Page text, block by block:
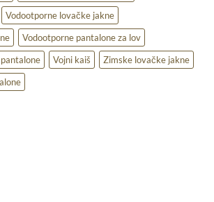
Vodootporne lovačke jakne
Vodootporne pantalone za lov
Vojni kaiš
Zimske lovačke jakne